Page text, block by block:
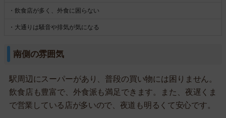
・飲食店が多く、外食に困らない
・大通りは騒音や排気が気になる
南側の雰囲気
駅周辺にスーパーがあり、普段の買い物には困りません。
飲食店も豊富で、外食派も満足できます。また、夜遅くま
で営業している店が多いので、夜道も明るくて安心です。